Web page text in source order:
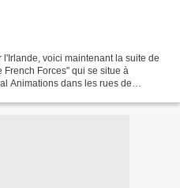
voici maintenant la suite de
Forces" qui se situe à
Animations dans les rues de